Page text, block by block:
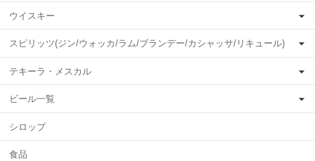
ウイスキー
スピリッツ(ジン/ウォッカ/ラム/ブランデー/カシャッサ/リキュール)
テキーラ・メスカル
ビール一覧
シロップ
食品